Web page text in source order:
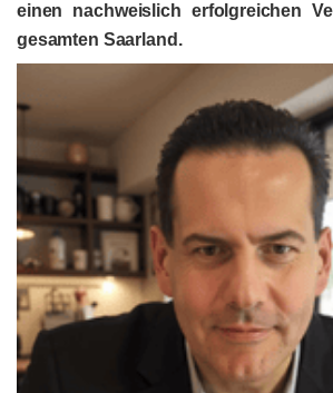
einen nachweislich erfolgreichen
gesamten Saarland.